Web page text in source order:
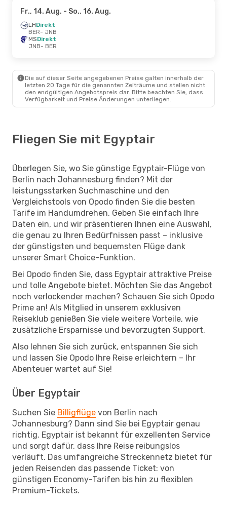
Fr., 14. Aug. - So., 16. Aug.
LHDirekt
BER- JNB
MSDirekt
JNB- BER
Die auf dieser Seite angegebenen Preise galten innerhalb der
letzten 20 Tage für die genannten Zeiträume und stellen nicht
den endgültigen Angebotspreis dar. Bitte beachten Sie, dass
Verfügbarkeit und Preise Änderungen unterliegen.
Fliegen Sie mit Egyptair
Überlegen Sie, wo Sie günstige Egyptair-Flüge von
Berlin nach Johannesburg finden? Mit der
leistungsstarken Suchmaschine und den
Vergleichstools von Opodo finden Sie die besten
Tarife im Handumdrehen. Geben Sie einfach Ihre
Daten ein, und wir präsentieren Ihnen eine Auswahl,
die genau zu Ihren Bedürfnissen passt – inklusive
der günstigsten und bequemsten Flüge dank
unserer Smart Choice-Funktion.
Bei Opodo finden Sie, dass Egyptair attraktive Preise
und tolle Angebote bietet. Möchten Sie das Angebot
noch verlockender machen? Schauen Sie sich Opodo
Prime an! Als Mitglied in unserem exklusiven
Reiseklub genießen Sie viele weitere Vorteile, wie
zusätzliche Ersparnisse und bevorzugten Support.
Also lehnen Sie sich zurück, entspannen Sie sich
und lassen Sie Opodo Ihre Reise erleichtern – Ihr
Abenteuer wartet auf Sie!
Über Egyptair
Suchen Sie Billigflüge von Berlin nach
Johannesburg? Dann sind Sie bei Egyptair genau
richtig. Egyptair ist bekannt für exzellenten Service
und sorgt dafür, dass Ihre Reise reibungslos
verläuft. Das umfangreiche Streckennetz bietet für
jeden Reisenden das passende Ticket: von
günstigen Economy-Tarifen bis hin zu flexiblen
Premium-Tickets.